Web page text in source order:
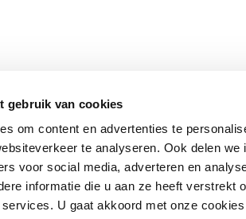
gebruik van cookies
om content en advertenties te
te analyseren. Ook delen
voor social media, adverteren en
informatie die u aan ze heeft verstrekt
U gaat akkoord met onze